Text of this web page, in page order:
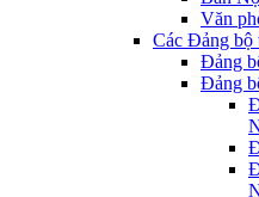
Văn
Các Đảng bộ
Đảng
Đảng